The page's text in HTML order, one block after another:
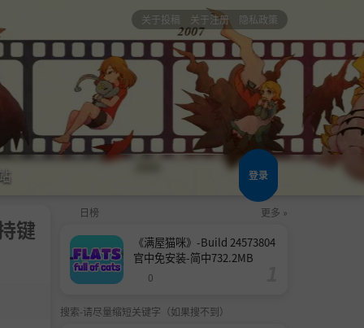
关于投稿 关于注册 隐私政策
登录
键
日榜 更多 »
《满屋猫咪》-Build 24573804
官中免安装-简中732.2MB
0
搜索-请尽量缩短关键字（如果搜不到）